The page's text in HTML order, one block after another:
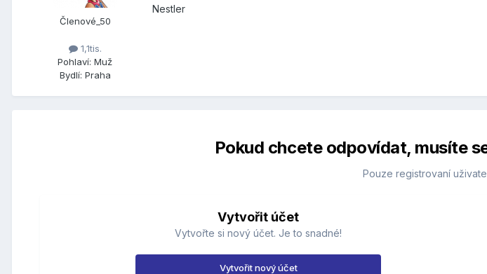
Členové_50
1,1tis.
Pohlaví: Muž
Bydlí: Praha
Nestler
Pokud chcete odpovídat, musíte
Pouze registrovaní
Vytvořit účet
Vytvořte si nový účet. Je to snadné!
Vytvořit nový účet